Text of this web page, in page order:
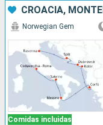
Comidas incluidas
Norwegian Gem